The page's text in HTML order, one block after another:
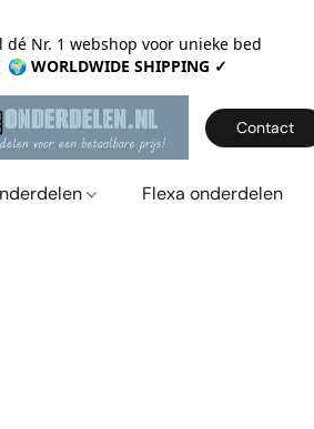
Nr. 1 webshop voor unieke bed
🌍 WORLDWIDE SHIPPING ✓
Contact
Flexa onderdelen